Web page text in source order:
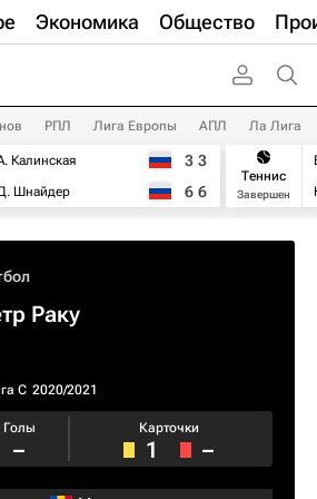
Экономика Общество
РПЛ Лига Европы АПЛ Ла Лига
Калинская
Шнайдер
3 3
6 6
Теннис
Завершен
Раку
C 2020/2021
Голы
–
Карточки
1 –